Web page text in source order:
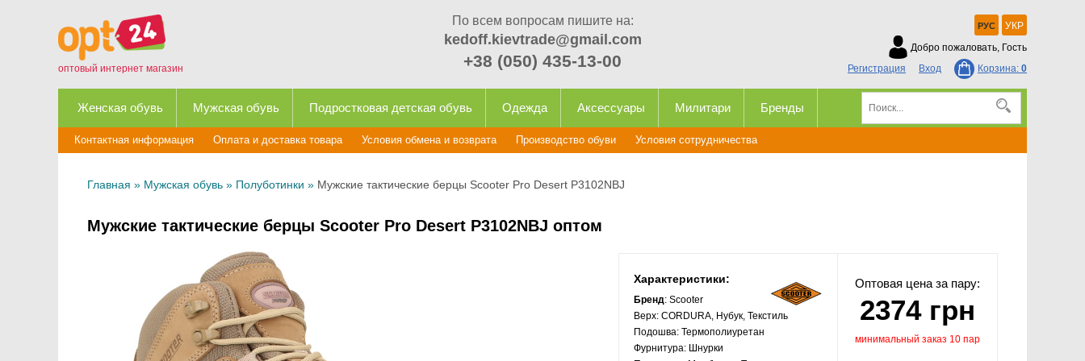
оптовый интернет магазин
По всем вопросам пишите на:
kedoff.kievtrade@gmail.com
+38 (050) 435-13-00
РУС
УКР
Добро пожаловать, Гость
Регистрация
Вход Корзина: 0
Женская обувь Мужская обувь Подростковая детская обувь Одежда Аксессуары Милитари Бренды
Контактная информация Оплата и доставка товара Условия обмена и возврата Производство обуви Условия сотрудничества
Главная » Мужская обувь » Полуботинки » Мужские тактические берцы Scooter Pro Desert P3102NBJ
Мужские тактические берцы Scooter Pro Desert P3102NBJ оптом
Характеристики:
Бренд: Scooter
Верх: CORDURA, Нубук, Текстиль
Подошва: Термополиуретан
Фурнитура: Шнурки
Оптовая цена за пару:
2374 грн
минимальный заказ 10 пар